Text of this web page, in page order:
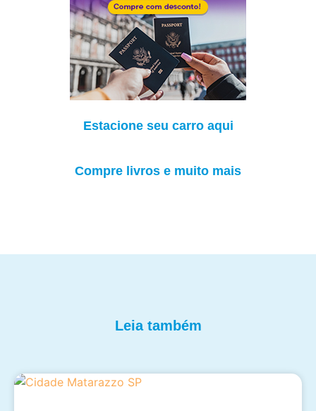
Estacione seu carro aqui
Compre livros e muito mais
Leia também